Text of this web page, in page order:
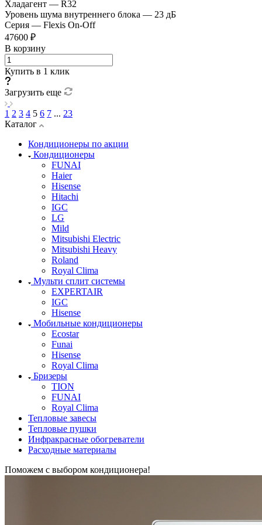
Хладагент — R32
Уровень шума внутреннего блока — 23 дБ
Серия — Flexis On-Off
47600 ₽
В корзину
Купить в 1 клик
Загрузить еще
1 2 3 4 5 6 7 ... 23
Каталог
Кондиционеры по акции
Кондиционеры
FUNAI
Haier
Hisense
Hitachi
IGC
LG
Mild
Mitsubishi Electric
Mitsubishi Heavy
Roland
Royal Clima
Мульти сплит системы
EXPERTAIR
IGC
Hisense
Мобильные кондиционеры
Ecostar
Funai
Hisense
Royal Clima
Бризеры
TION
FUNAI
Royal Clima
Тепловые завесы
Тепловые пушки
Инфракрасные обогреватели
Расходные материалы
Поможем с выбором кондиционера!